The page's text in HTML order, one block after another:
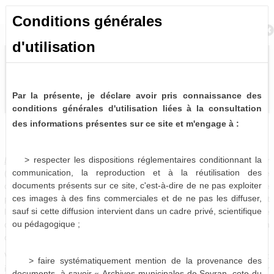
Délibérations du Conseil Municipal (1838-2014)
Délibérations du Conseil municipal. -A intervalle régulier
(mensuellement en règle générale), les élus se réunissent afin de
débattre de questions relatives à la vie de la commune. Chaque
point abordé en séance fait l'objet d'un vote, dont le résultat fait
l'objet d'un acte administratif officiel : la délibération. Chaque
délibération se voit attribué un numéro définitif correspondant à son
Vous pouvez donc les retrouver sous trois formes distinctes :
intégrées aux registres correspondant, insérées dans leur dossier
Conditions générales
d'utilisation
Par la présente, je déclare avoir pris connaissance des
conditions générales d'utilisation liées à la consultation
des informations présentes sur ce site et m'engage à :
> respecter les dispositions réglementaires conditionnant la
communication, la reproduction et à la réutilisation des
documents présents sur ce site, c'est-à-dire de ne pas exploiter
ces images à des fins commerciales et de ne pas les diffuser,
sauf si cette diffusion intervient dans un cadre privé, scientifique
ou pédagogique ;
> faire systématiquement mention de la provenance des